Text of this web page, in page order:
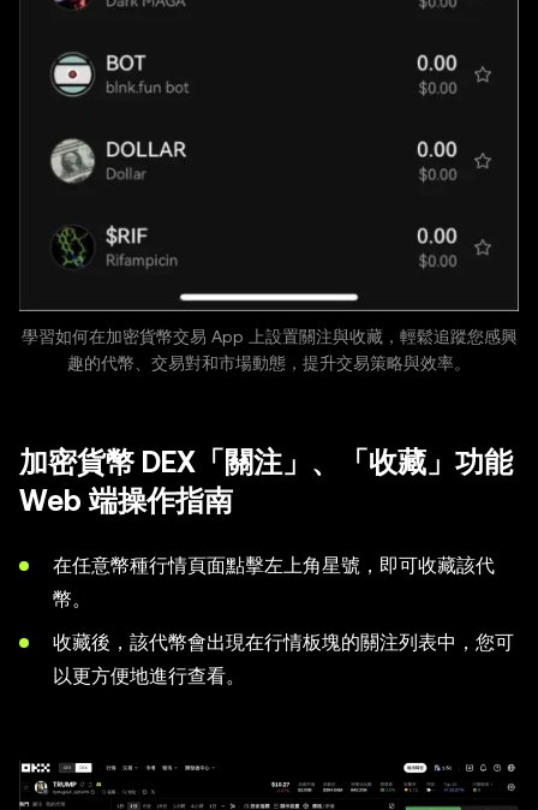
學習如何在加密貨幣交易 App 上設置關注與收藏，輕鬆追蹤您感興
趣的代幣、交易對和市場動態，提升交易策略與效率。
加密貨幣 DEX「關注」、「收藏」功能
Web 端操作指南
在任意幣種行情頁面點擊左上角星號，即可收藏該代
幣。
收藏後，該代幣會出現在行情板塊的關注列表中，您可
以更方便地進行查看。